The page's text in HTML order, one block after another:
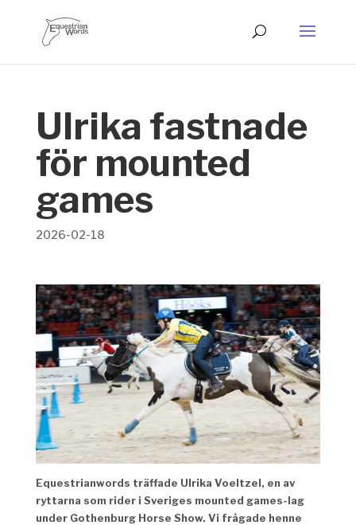
Ulrika fastnade
för mounted
games
2026-02-18
Equestrianwords träffade Ulrika Voeltzel, en av
ryttarna som rider i Sveriges mounted games-lag
under Gothenburg Horse Show. Vi frågade henne